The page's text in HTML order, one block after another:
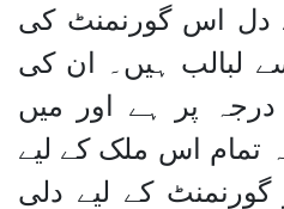
دل اس گورنمنٹ کی
لبالب ہیں۔ ان کی
درجہ پر ہے اور میں
تمام اس ملک کے لیے
کے لیے دلی